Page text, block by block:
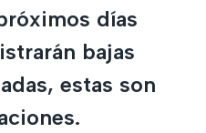
días
bajas
estas son